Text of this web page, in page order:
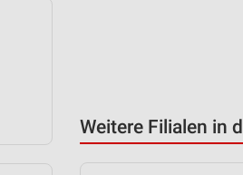
Weitere Filialen in